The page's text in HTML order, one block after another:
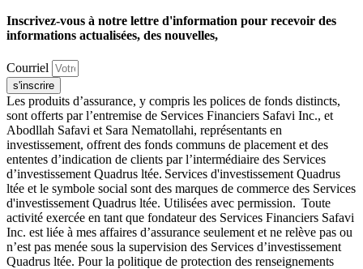
Inscrivez-vous à notre lettre d'information pour recevoir des
informations actualisées, des nouvelles,
Courriel
s'inscrire
Les produits d’assurance, y compris les polices de fonds distincts,
sont offerts par l’entremise de Services Financiers Safavi Inc., et
Abodllah Safavi et Sara Nematollahi, représentants en
investissement, offrent des fonds communs de placement et des
ententes d’indication de clients par l’intermédiaire des Services
d’investissement Quadrus ltée. Services d'investissement Quadrus
ltée et le symbole social sont des marques de commerce des Services
d'investissement Quadrus ltée. Utilisées avec permission. Toute
activité exercée en tant que fondateur des Services Financiers Safavi
Inc. est liée à mes affaires d’assurance seulement et ne relève pas ou
n’est pas menée sous la supervision des Services d’investissement
Quadrus ltée. Pour la politique de protection des renseignements